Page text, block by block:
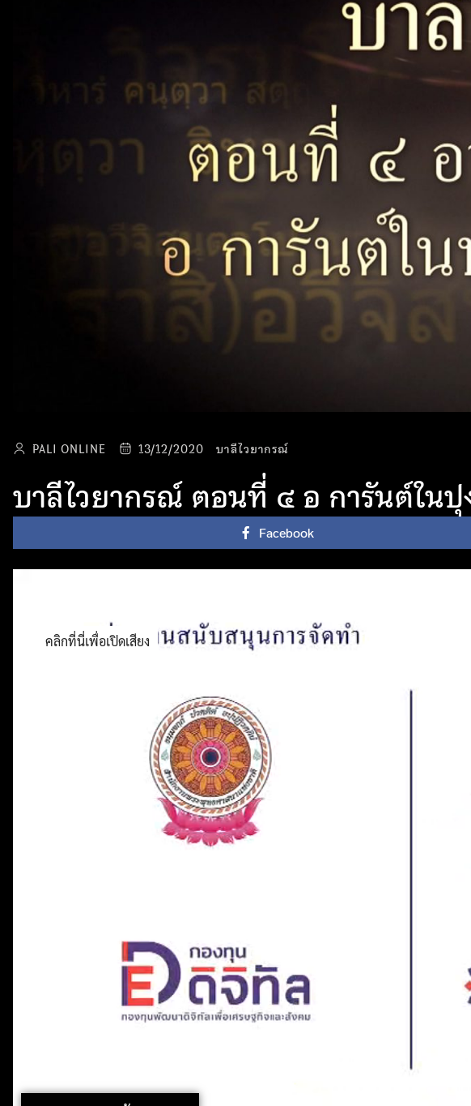
PALI ONLINE 13/12/2020 บาลีไวยากรณ์
บาลีไวยากรณ์ ตอนที่ ๔ อ การันต์ใน
Facebook
คลิกที่นี่เพื่อเปิดเสียง